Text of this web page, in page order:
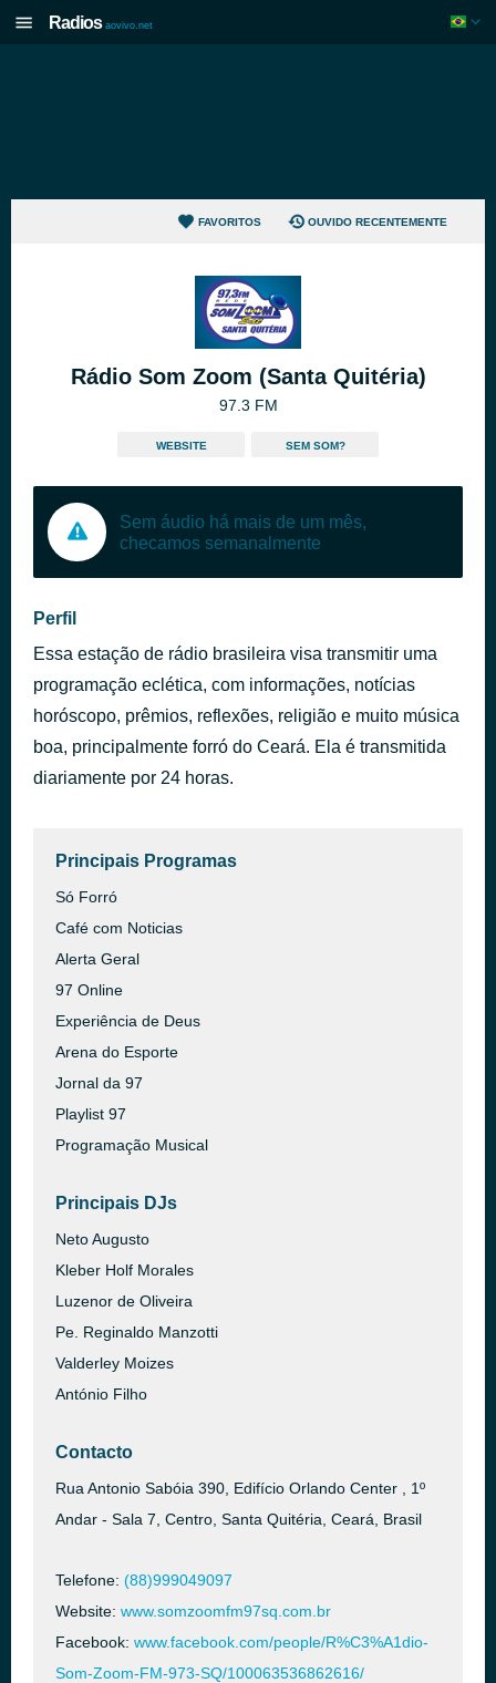
Radios aovivo.net
FAVORITOS OUVIDO RECENTEMENTE
Rádio Som Zoom (Santa Quitéria)
97.3 FM
WEBSITE SEM SOM?
Sem áudio há mais de um mês,
checamos semanalmente
Perfil
Essa estação de rádio brasileira visa transmitir uma
programação eclética, com informações, notícias
horóscopo, prêmios, reflexões, religião e muito música
boa, principalmente forró do Ceará. Ela é transmitida
diariamente por 24 horas.
Principais Programas
Só Forró
Café com Noticias
Alerta Geral
97 Online
Experiência de Deus
Arena do Esporte
Jornal da 97
Playlist 97
Programação Musical
Principais DJs
Neto Augusto
Kleber Holf Morales
Luzenor de Oliveira
Pe. Reginaldo Manzotti
Valderley Moizes
António Filho
Contacto
Rua Antonio Sabóia 390, Edifício Orlando Center , 1º
Andar - Sala 7, Centro, Santa Quitéria, Ceará, Brasil
Telefone: (88)999049097
Website: www.somzoomfm97sq.com.br
Facebook: www.facebook.com/people/R%C3%A1dio-
Som-Zoom-FM-973-SQ/100063536862616/